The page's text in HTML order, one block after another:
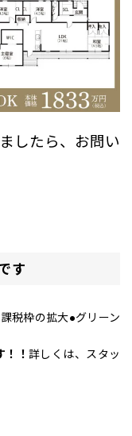
したら、お問い
す
税枠の拡大●グリーン
！ 詳しくは、スタッ